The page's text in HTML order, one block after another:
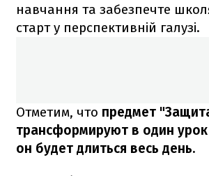
навчання та забезпечте
старт у перспективній галузі.
Отметим, что предмет
трансформируют в один
он будет длиться весь день.